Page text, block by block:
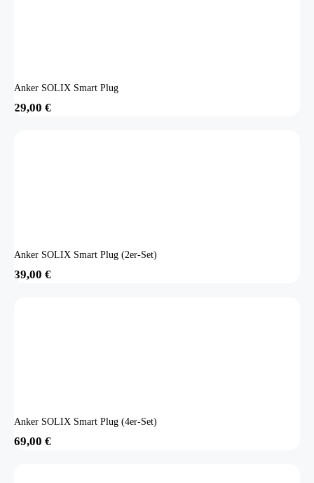
Anker SOLIX Smart Plug
29,00 €
Anker SOLIX Smart Plug (2er-Set)
39,00 €
Anker SOLIX Smart Plug (4er-Set)
69,00 €